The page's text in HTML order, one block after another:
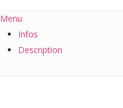
Menu
Infos
Description